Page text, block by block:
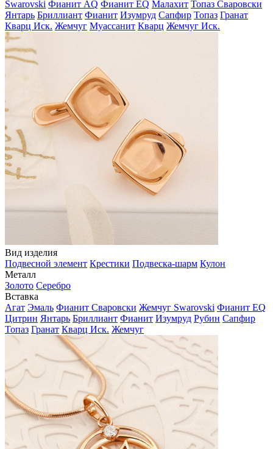
Swarovski Фианит AQ Фианит EQ Малахит Топаз Сваровски
Янтарь Бриллиант Фианит Изумруд Сапфир Топаз Гранат
Кварц Иск. Жемчуг Муассанит Кварц Жемчуг Иск.
Вид изделия
Подвесной элемент Крестики Подвеска-шарм Кулон
Металл
Золото Серебро
Вставка
Агат Эмаль Фианит Сваровски Жемчуг Swarovski Фианит EQ
Цитрин Янтарь Бриллиант Фианит Изумруд Рубин Сапфир
Топаз Гранат Кварц Иск. Жемчуг